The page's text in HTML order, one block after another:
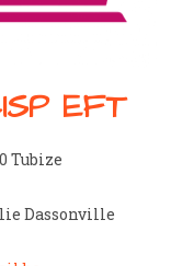
EFT
Tubize
Dassonville